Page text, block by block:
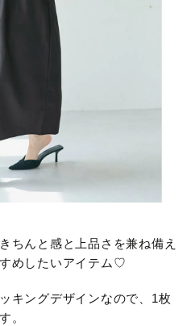
ちんと感と上品さを兼ね備え
めしたいアイテム♡
キングデザインなので、1枚
。